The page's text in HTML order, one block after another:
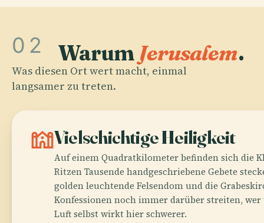
02 Warum Jerusalem.
Was diesen Ort wert macht, einmal
langsamer zu treten.
synagogueVielschichtige Heiligkeit
Auf einem Quadratkilometer befinden sich die
Ritzen Tausende handgeschriebene Gebete
golden leuchtende Felsendom und die
Konfessionen noch immer darüber streiten,
Luft selbst wirkt hier schwerer.